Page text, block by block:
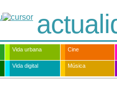
Vida urbana Cine
Vida digital Música